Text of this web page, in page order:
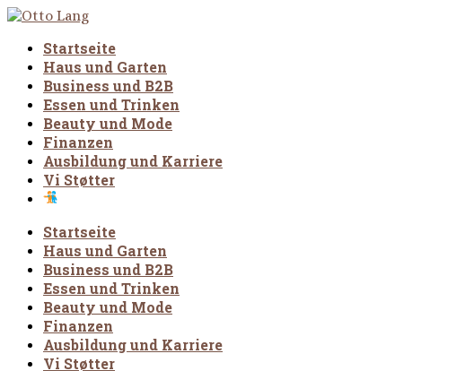
Startseite
Haus und Garten
Business und B2B
Essen und Trinken
Beauty und Mode
Finanzen
Ausbildung und Karriere
Vi Støtter
Startseite
Haus und Garten
Business und B2B
Essen und Trinken
Beauty und Mode
Finanzen
Ausbildung und Karriere
Vi Støtter